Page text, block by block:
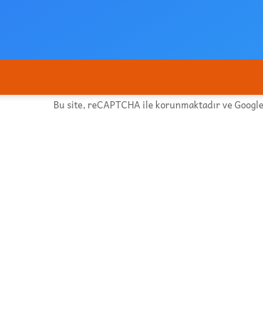
Bu site, reCAPTCHA ile korunmaktadır ve